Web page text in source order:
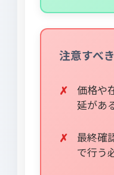
注意すべ
価格や
延があ
最終確
で行う